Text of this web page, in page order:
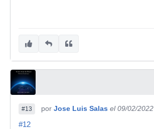
#13 por Jose Luis Salas el 09/02/2022
#12